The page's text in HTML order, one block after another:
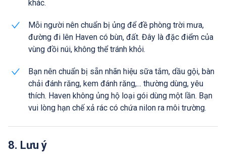
khác.
Mỗi người nên chuẩn bị ủng để đề phòng trời mưa,
đường đi lên Haven có bùn, đất. Đây là đặc điểm của
vùng đồi núi, không thể tránh khỏi.
Bạn nên chuẩn bị sẵn nhãn hiệu sữa tắm, dầu gội, bàn
chải đánh răng, kem đánh răng,... thường dùng, yêu
thích. Haven không ủng hộ loại gói dùng một lần. Bạn
vui lòng hạn chế xả rác có chứa nilon ra môi trường.
8. Lưu ý